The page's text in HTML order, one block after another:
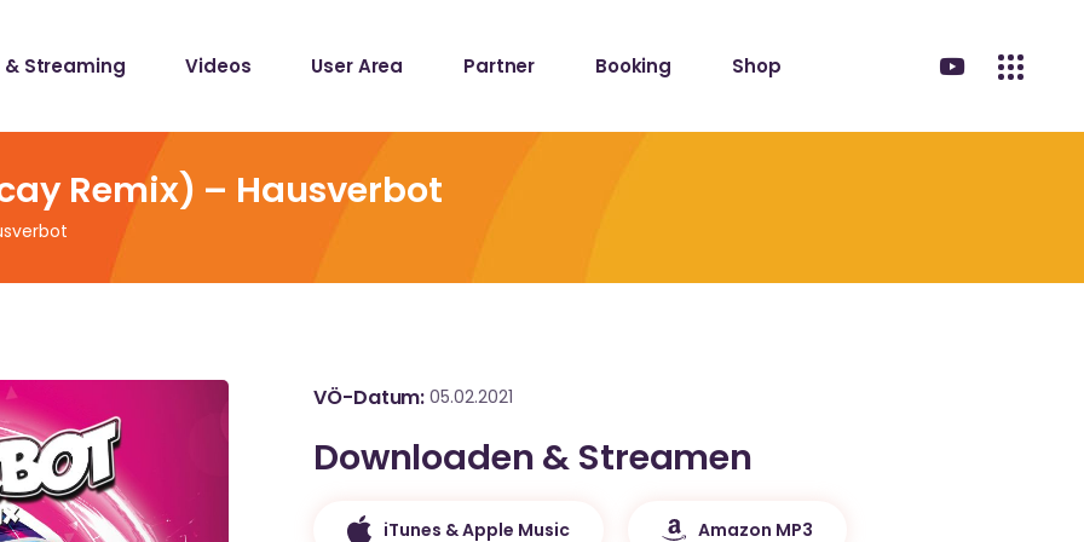
& Streaming Videos User Area Partner Booking Shop
Remix) – Hausverbot
VÖ-Datum 05.02.2021
Downloaden & Streamen
iTunes & Apple Music Amazon MP3